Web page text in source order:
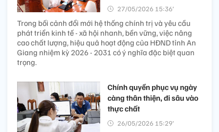
27/05/2026 15:36’
Trong bối cảnh đổi mới hệ thống chính trị và yêu cầu
phát triển kinh tế - xã hội nhanh, bền vững, việc nâng
cao chất lượng, hiệu quả hoạt động của HĐND tỉnh An
Giang nhiệm kỳ 2026 - 2031 có ý nghĩa đặc biệt quan
trọng.
Chính quyền phục vụ ngày
càng thân thiện, đi sâu vào
thực chất
26/05/2026 15:29’